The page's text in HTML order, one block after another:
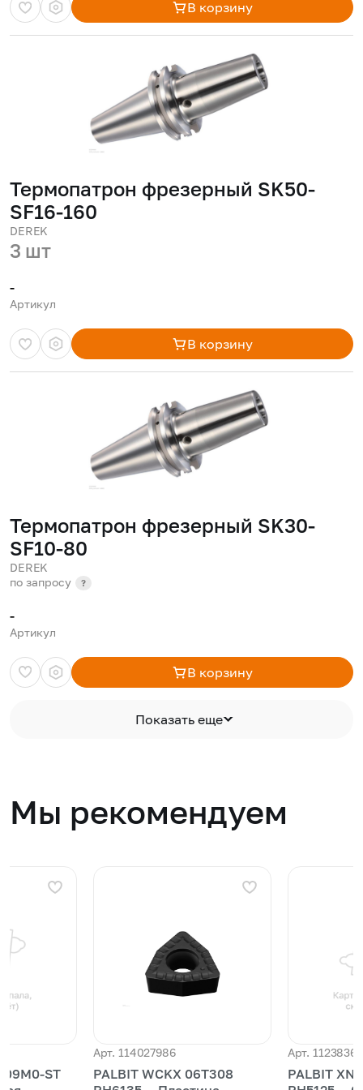
В корзину
Термопатрон фрезерный SK50-
SF16-160
DEREK
3 шт
-
Артикул
В корзину
Термопатрон фрезерный SK30-
SF10-80
DEREK
по запросу
?
-
Артикул
В корзину
Показать еще
Мы рекомендуем
ST
Арт. 114027986
PALBIT WCKX 06T308
Арт.
PALBIT